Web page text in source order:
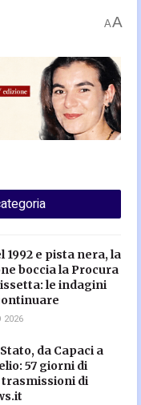
AA
1992 e pista nera, la
boccia la Procura
le indagini
2026
da Capaci a
57 giorni di
di